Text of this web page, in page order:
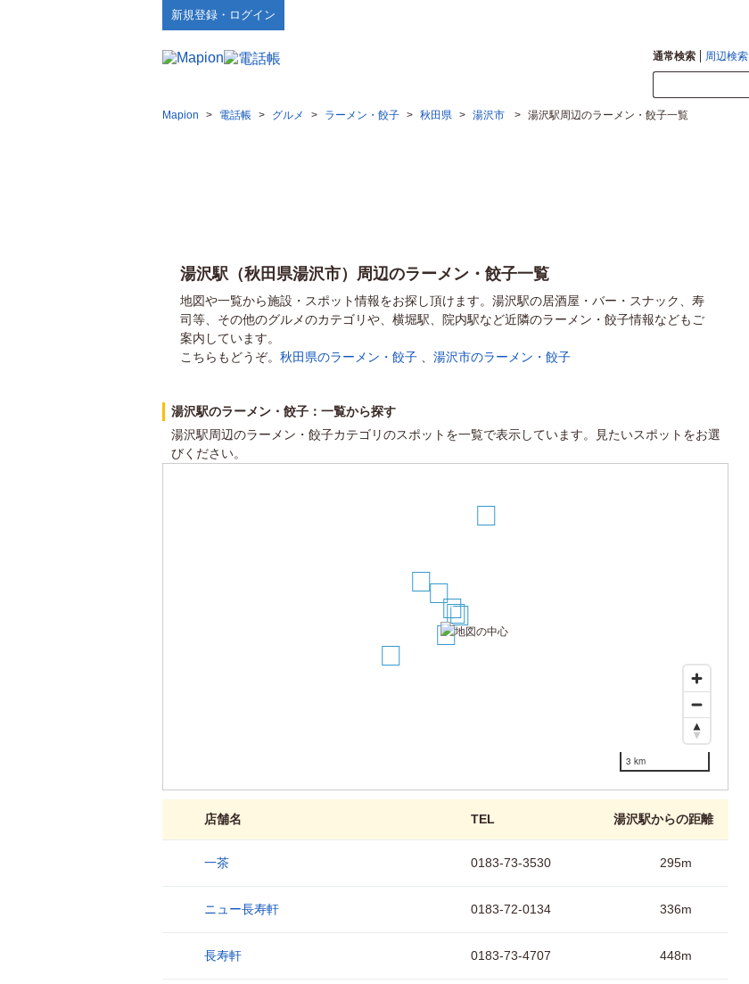
新規登録・ログイン
通常検索 周辺検索
Mapion > 電話帳 > グルメ > ラーメン・餃子 > 秋田県 > 湯沢市 > 湯沢駅周辺のラーメン・餃子一覧
湯沢駅（秋田県湯沢市）周辺のラーメン・餃子一覧
地図や一覧から施設・スポット情報をお探し頂けます。湯沢駅の居酒屋・バー・スナック、寿
司等、その他のグルメのカテゴリや、横堀駅、院内駅など近隣のラーメン・餃子情報などもご
案内しています。
こちらもどうぞ。 秋田県のラーメン・餃子 湯沢市のラーメン・餃子
湯沢駅のラーメン・餃子：一覧から探す
湯沢駅周辺のラーメン・餃子カテゴリのスポットを一覧で表示しています。見たいスポットをお選
びください。
123
4
3 km
店舗名 TEL 湯沢駅からの距離
一茶 0183-73-3530 295m
ニュー長寿軒 0183-72-0134 336m
長寿軒 0183-73-4707 448m